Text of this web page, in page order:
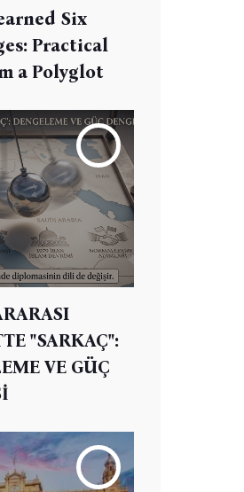
Six
Practical
a Polyglot
"SARKAÇ":
VE GÜÇ